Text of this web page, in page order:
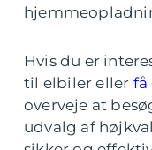
Hvis du er
til elbiler eller få
overveje at
udvalg af